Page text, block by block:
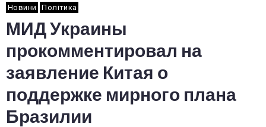
Новини Політика
МИД Украины
прокомментировал на
заявление Китая о
поддержке мирного плана
Бразилии